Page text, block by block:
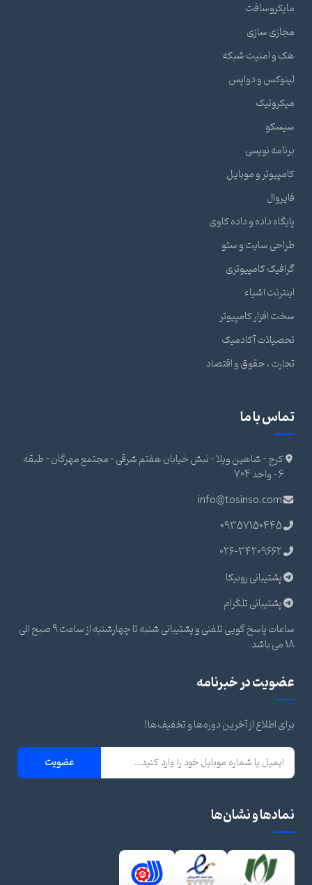
مایکروسافت
مجازی سازی
هک و امنیت شبکه
لینوکس و دواپس
میکروتیک
سیسکو
برنامه نویسی
کامپیوتر و موبایل
فایروال
پایگاه داده و داده کاوی
طراحی سایت و سئو
گرافیک کامپیوتری
اینترنت اشیاء
سخت افزار کامپیوتر
تحصیلات آکادمیک
تجارت ، حقوق و اقتصاد
تماس با ما
کرج - شاهین ویلا - نبش خیابان هفتم شرقی - مجتمع مهرگان - طبقه
6 - واحد 704
info@tosinso.com
09357150445
026-34209662
پشتیبانی روبیکا
پشتیبانی تلگرام
ساعات پاسخ گویی تلفنی و پشتیبانی شنبه تا چهارشنبه از ساعت 9 صبح الی
18 می باشد
عضویت در خبرنامه
برای اطلاع از آخرین دوره‌ها و تخفیف‌ها!
عضویت
نمادها و نشان‌ها